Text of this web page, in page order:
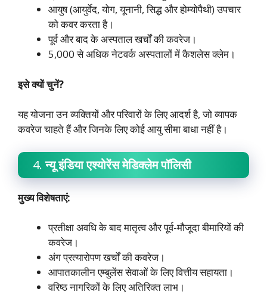
आयुष (आयुर्वेद, योग, यूनानी, सिद्ध और होम्योपैथी) उपचार
को कवर करता है।
पूर्व और बाद के अस्पताल खर्चों की कवरेज।
5,000 से अधिक नेटवर्क अस्पतालों में कैशलेस क्लेम।
इसे क्यों चुनें?
यह योजना उन व्यक्तियों और परिवारों के लिए आदर्श है, जो व्यापक
कवरेज चाहते हैं और जिनके लिए कोई आयु सीमा बाधा नहीं है।
4.न्यू इंडिया एश्योरेंस मेडिक्लेम पॉलिसी
मुख्य विशेषताएं:
प्रतीक्षा अवधि के बाद मातृत्व और पूर्व-मौजूदा बीमारियों की
कवरेज।
अंग प्रत्यारोपण खर्चों की कवरेज।
आपातकालीन एम्बुलेंस सेवाओं के लिए वित्तीय सहायता।
वरिष्ठ नागरिकों के लिए अतिरिक्त लाभ।